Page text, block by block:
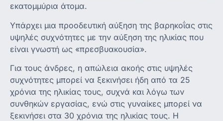
εκατομμύρια άτομα.
Υπάρχει μια προοδευτική αύξηση της βαρηκοΐας στις
υψηλές συχνότητες με την αύξηση της ηλικίας που
είναι γνωστή ως «πρεσβυακουσία».
Για τους άνδρες, η απώλεια ακοής στις υψηλές
συχνότητες μπορεί να ξεκινήσει ήδη από τα 25
χρόνια της ηλικίας τους, συχνά και λόγω των
συνθηκών εργασίας, ενώ στις γυναίκες μπορεί να
ξεκινήσει στα 30 χρόνια της ηλικίας τους. Η